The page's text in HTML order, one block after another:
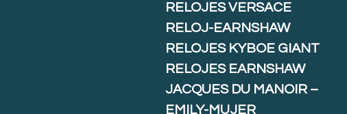
RELOJES VERSACE
RELOJ-EARNSHAW
RELOJES KYBOE GIANT
RELOJES EARNSHAW
JACQUES DU MANOIR –
EMILY-MUJER